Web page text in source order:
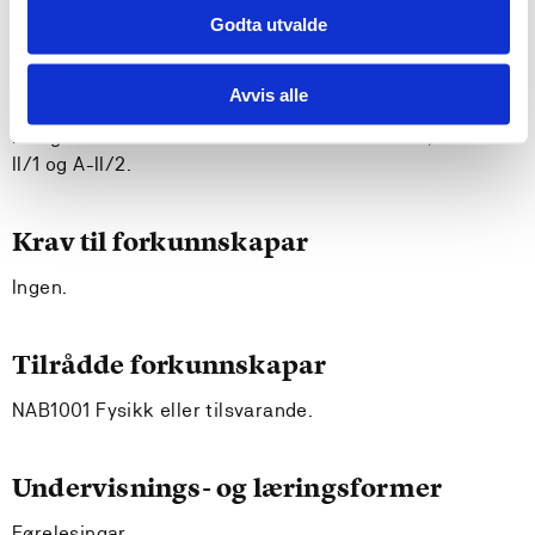
Godta utvalde
Avvis alle
- Generell kompetanse:
Faget dekkar relevante IMO krav på operativt nivå og
leiingsnivå som skildra i STCW 78 as amended, tabell A-
II/1 og A-II/2.
Krav til forkunnskapar
Ingen.
Tilrådde forkunnskapar
NAB1001 Fysikk eller tilsvarande.
Undervisnings- og læringsformer